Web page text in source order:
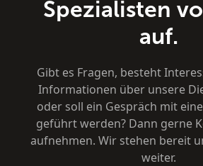
Spezialisten
auf.
Gibt es Fragen, besteht
Informationen über unsere
oder soll ein Gespräch mit
geführt werden? Dann gerne
aufnehmen. Wir stehen bereit
weiter.